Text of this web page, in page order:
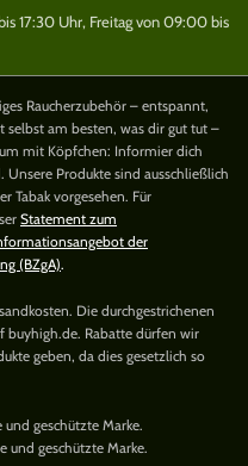
17:30 Uhr, Freitag von 09:00 bis
Raucherzubehör – entspannt,
selbst am besten, was dir gut tut –
mit Köpfchen: Informier dich
Produkte sind ausschließlich
Tabak vorgesehen. Für
Statement zum
der
(BZgA).
Die durchgestrichenen
buyhigh.de. Rabatte dürfen wir
geben, da dies gesetzlich so
geschützte Marke.
und geschützte Marke.